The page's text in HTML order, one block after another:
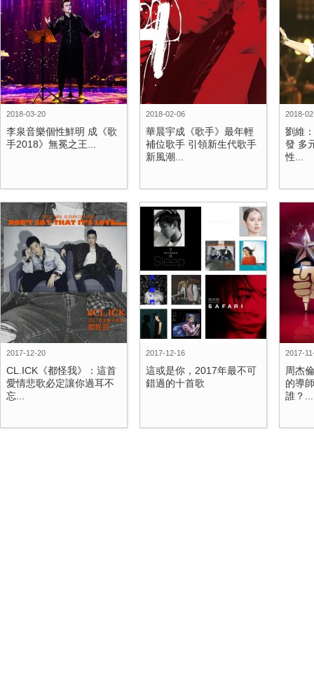
2018-03-20
李泉音樂個性鮮明 成《歌
手2018》無冕之王...
2018-02-06
華晨宇成《歌手》最年輕
補位歌手 引領新生代歌手
新風潮...
2018-
劉維
發 多
性...
2017-12-20
CL.ICK《都怪我》：這首
愛情悲歌必定讓你過耳不
忘...
2017-12-16
這或是你，2017年最不可
錯過的十首歌
2017-
周杰
的導
誰？...